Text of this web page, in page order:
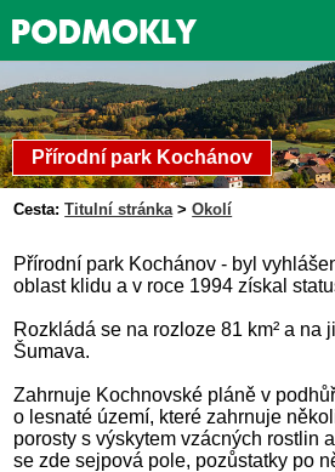
Přírodní park Kochánov
Cesta: Titulní stránka>Okolí
Přírodní park Kochánov - byl
oblast klidu a v roce 1994 získal
Rozkládá se na rozloze 81 km² a na
Šumava.
Zahrnuje Kochnovské pláně v
o lesnaté území, které zahrnuje
porosty s výskytem vzácných rostlin
se zde sejpová pole, pozůstatky po